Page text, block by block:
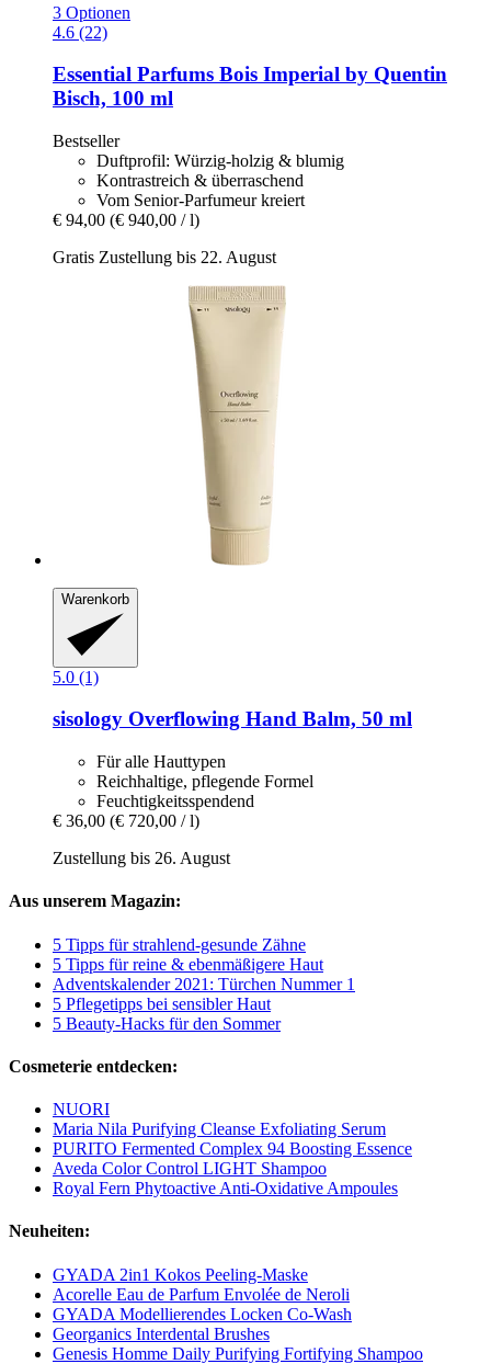
3 Optionen
4.6 (22)
Essential Parfums Bois Imperial by Quentin
Bisch, 100 ml
Bestseller
Duftprofil: Würzig-holzig & blumig
Kontrastreich & überraschend
Vom Senior-Parfumeur kreiert
€ 94,00 (€ 940,00 / l)
Gratis Zustellung bis 22. August
Warenkorb
5.0 (1)
sisology Overflowing Hand Balm, 50 ml
Für alle Hauttypen
Reichhaltige, pflegende Formel
Feuchtigkeitsspendend
€ 36,00 (€ 720,00 / l)
Zustellung bis 26. August
Aus unserem Magazin:
5 Tipps für strahlend-gesunde Zähne
5 Tipps für reine & ebenmäßigere Haut
Adventskalender 2021: Türchen Nummer 1
5 Pflegetipps bei sensibler Haut
5 Beauty-Hacks für den Sommer
Cosmeterie entdecken:
NUORI
Maria Nila Purifying Cleanse Exfoliating Serum
PURITO Fermented Complex 94 Boosting Essence
Aveda Color Control LIGHT Shampoo
Royal Fern Phytoactive Anti-Oxidative Ampoules
Neuheiten:
GYADA 2in1 Kokos Peeling-Maske
Acorelle Eau de Parfum Envolée de Neroli
GYADA Modellierendes Locken Co-Wash
Georganics Interdental Brushes
Genesis Homme Daily Purifying Fortifying Shampoo